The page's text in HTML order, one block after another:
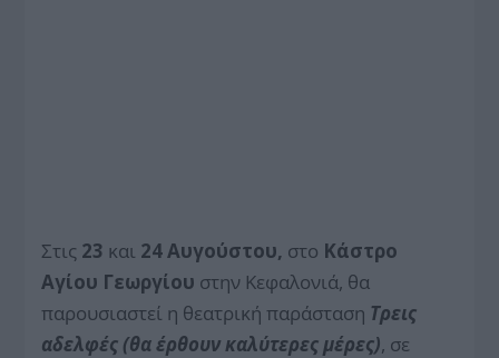
Στις 23 και 24 Αυγούστου, στο Κάστρο
Αγίου Γεωργίου στην Κεφαλονιά, θα
παρουσιαστεί η θεατρική παράσταση Τρεις
αδελφές (θα έρθουν καλύτερες μέρες), σε